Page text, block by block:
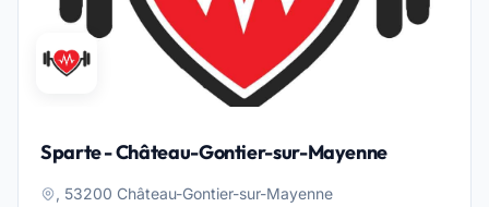
Sparte - Château-Gontier-sur-Mayenne
, 53200 Château-Gontier-sur-Mayenne